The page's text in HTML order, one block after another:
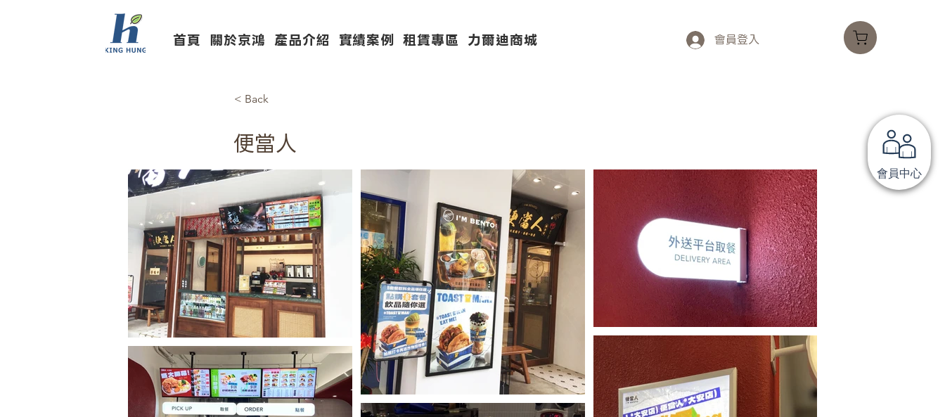
會員中心
首頁 關於京鴻 產品介紹 實績案例 租賃專區 力爾迪商城 會員登入
< Back
便當人